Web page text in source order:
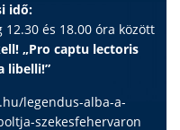
idő:
és 18.00 óra között
„Pro captu lectoris
libelli!”
legendus-alba-a-
szekesfehervaron